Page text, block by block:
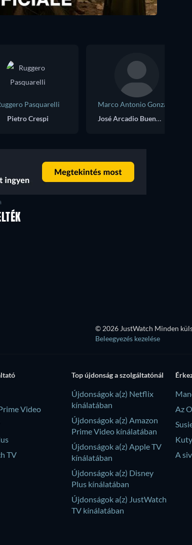
Pasquarelli
Pietro Crespi
Marco Antonio González
José Arcadio Buendía
© 2026 JustWatch Minden
Beleegyezés kezelése
Video
TV
Top újdonság a szolgáltatónál
Újdonságok a(z) Netflix
kínálatában
Újdonságok a(z) Amazon
Prime Video kínálatában
Újdonságok a(z) Apple TV
kínálatában
Újdonságok a(z) Disney
Plus kínálatában
Újdonságok a(z) JustWatch
TV kínálatában
Az
A